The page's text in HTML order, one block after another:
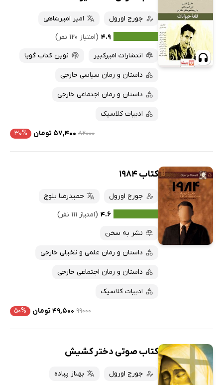
جورج اورول
امیر امیرشاهی
۴.۹ (امتیاز ۱۲۰ نفر)
انتشارات امیرکبیر
نوین کتاب گویا
داستان و رمان سیاسی خارجی
داستان و رمان اجتماعی خارجی
ادبیات کلاسیک
۸۲۰۰۰ ۵۷,۴۰۰ تومان ۳۰%
کتاب 1984
جورج اورول
حمیدرضا بلوچ
۴.۶ (امتیاز ۱۱۱ نفر)
نشر به سخن
داستان و رمان علمی و تخیلی خارجی
داستان و رمان اجتماعی خارجی
ادبیات کلاسیک
۹۹۰۰۰ ۴۹,۵۰۰ تومان ۵۰%
کتاب صوتی دختر کشیش
جورج اورول
بهناز پیاده